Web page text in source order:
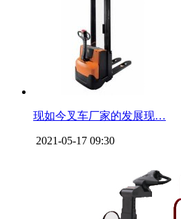
现如今叉车厂家的发展现…
2021-05-17 09:30